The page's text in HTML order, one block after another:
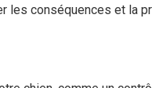
les conséquences et la